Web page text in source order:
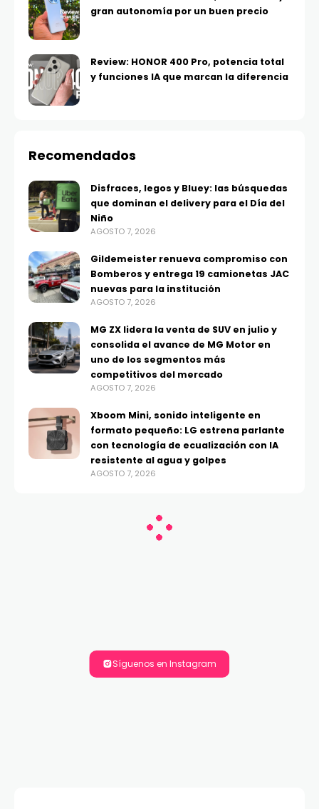
gran autonomía por un buen precio
Review: HONOR 400 Pro, potencia total
y funciones IA que marcan la diferencia
Recomendados
Disfraces, legos y Bluey: las búsquedas
que dominan el delivery para el Día del
Niño
AGOSTO 7, 2026
Gildemeister renueva compromiso con
Bomberos y entrega 19 camionetas JAC
nuevas para la institución
AGOSTO 7, 2026
MG ZX lidera la venta de SUV en julio y
consolida el avance de MG Motor en
uno de los segmentos más
competitivos del mercado
AGOSTO 7, 2026
Xboom Mini, sonido inteligente en
formato pequeño: LG estrena parlante
con tecnología de ecualización con IA
resistente al agua y golpes
AGOSTO 7, 2026
Síguenos en Instagram